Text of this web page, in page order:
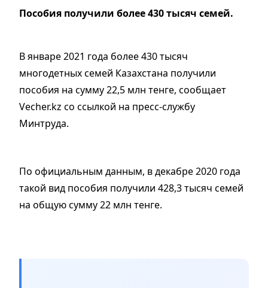
Пособия получили более 430 тысяч семей.
В январе 2021 года более 430 тысяч
многодетных семей Казахстана получили
пособия на сумму 22,5 млн тенге, сообщает
Vecher.kz cо ссылкой на пресс-службу
Минтруда.
По официальным данным, в декабре 2020 года
такой вид пособия получили 428,3 тысяч семей
на общую сумму 22 млн тенге.